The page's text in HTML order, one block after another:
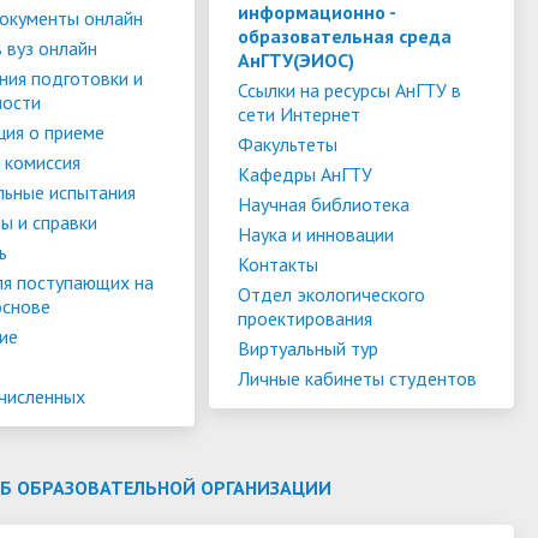
Финансово-хозяйственная
деятельность
Организация питания в
образовательной организации
Информация Министерства науки и
высшего образования РФ
Международное сотрудничество
Информационная поддержка
сотрудников и обучающихся по
вопросам коронавирусной
инфекции и организации
дистанционного обучения
платной основе
Для поступающих из ДНР, ЛНР,
Запорожской области и
Херсонской области
Дополнительный прием
онлайн
онлайн
подготовки и
о приеме
испытания
и справки
поступающих на
информационно -
образовательная среда
АнГТУ(ЭИОС)
Ссылки на ресурсы АнГТУ в
сети Интернет
Факультеты
Кафедры АнГТУ
Научная библиотека
Наука и инновации
Контакты
Отдел экологического
проектирования
Виртуальный тур
Личные кабинеты студентов
ОБРАЗОВАТЕЛЬНОЙ ОРГАНИЗАЦИИ